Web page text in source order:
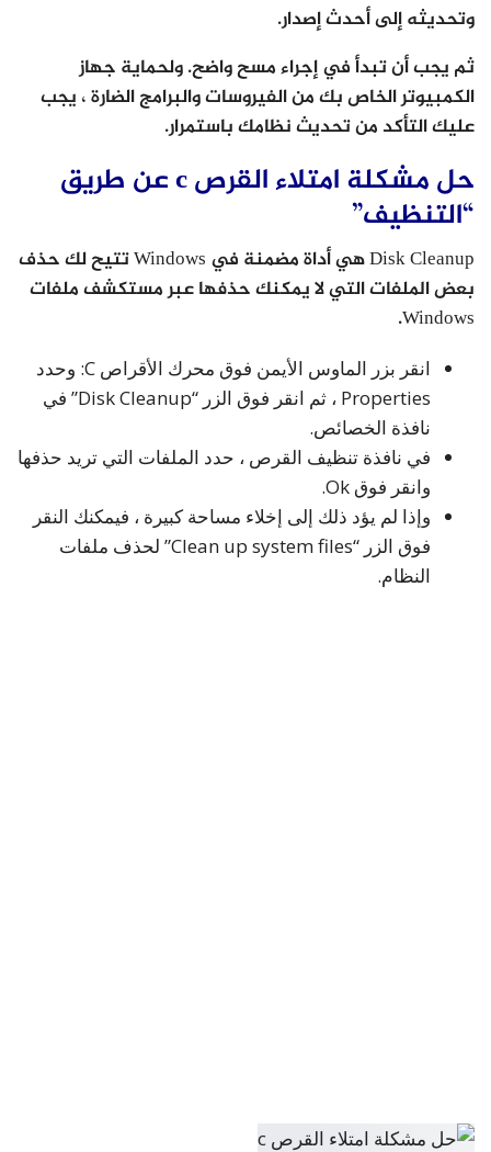
وتحديثه إلى أحدث إصدار.
ثم يجب أن تبدأ في إجراء مسح واضح. ولحماية جهاز
الكمبيوتر الخاص بك من الفيروسات والبرامج الضارة ، يجب
عليك التأكد من تحديث نظامك باستمرار.
حل مشكلة امتلاء القرص c عن طريق
“التنظيف”
Disk Cleanup هي أداة مضمنة في Windows تتيح لك حذف
بعض الملفات التي لا يمكنك حذفها عبر مستكشف ملفات
Windows.
انقر بزر الماوس الأيمن فوق محرك الأقراص C: وحدد
Properties ، ثم انقر فوق الزر “Disk Cleanup” في
نافذة الخصائص.
في نافذة تنظيف القرص ، حدد الملفات التي تريد حذفها
وانقر فوق Ok.
وإذا لم يؤد ذلك إلى إخلاء مساحة كبيرة ، فيمكنك النقر
فوق الزر “Clean up system files” لحذف ملفات
النظام.